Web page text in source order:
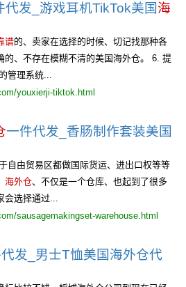
代发_游戏耳机TikTok美国海
谱的、卖家在选择的时候、切记找那种各
的、不存在模糊不清的美国海外仓。 6. 提
管理系统...
youxierji-tiktok.html
一件代发_香肠制作套装美国
自由贸易区都做国际货运、进出口权等等
海外仓、不仅是一个仓库、也起到了很多
会选择通过...
sausagemakingset-warehouse.html
发_男士T恤美国海外仓代